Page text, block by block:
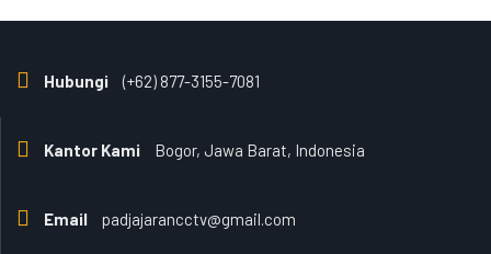
Hubungi (+62) 877-3155-7081
Kantor Kami Bogor, Jawa Barat, Indonesia
Email padjajarancctv@gmail.com